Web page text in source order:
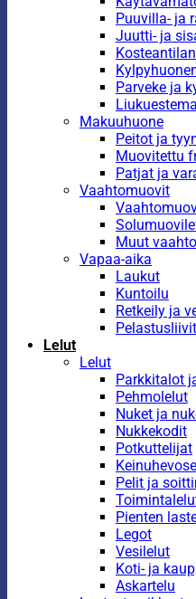
Puuvilla- ja
Juutti- ja
Parveke ja
Makuuhuone
Peitot ja
Muovitettu
Patjat ja
Vaahtomuovit
Muut
Vapaa-aika
Laukut
Kuntoilu
Retkeily ja
Pelastusliivit
Lelut
Lelut
Parkkitalot
Pehmolelut
Nuket ja
Nukkekodit
Potkuttelijat
Pelit ja
Pienten
Legot
Vesilelut
Koti- ja
Askartelu